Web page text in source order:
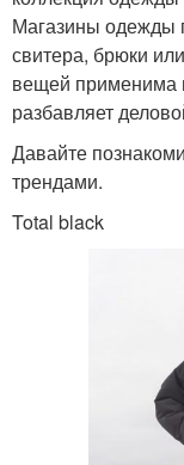
Магазины одежды
свитера, брюки
вещей применима
разбавляет
Давайте
трендами.
Total black